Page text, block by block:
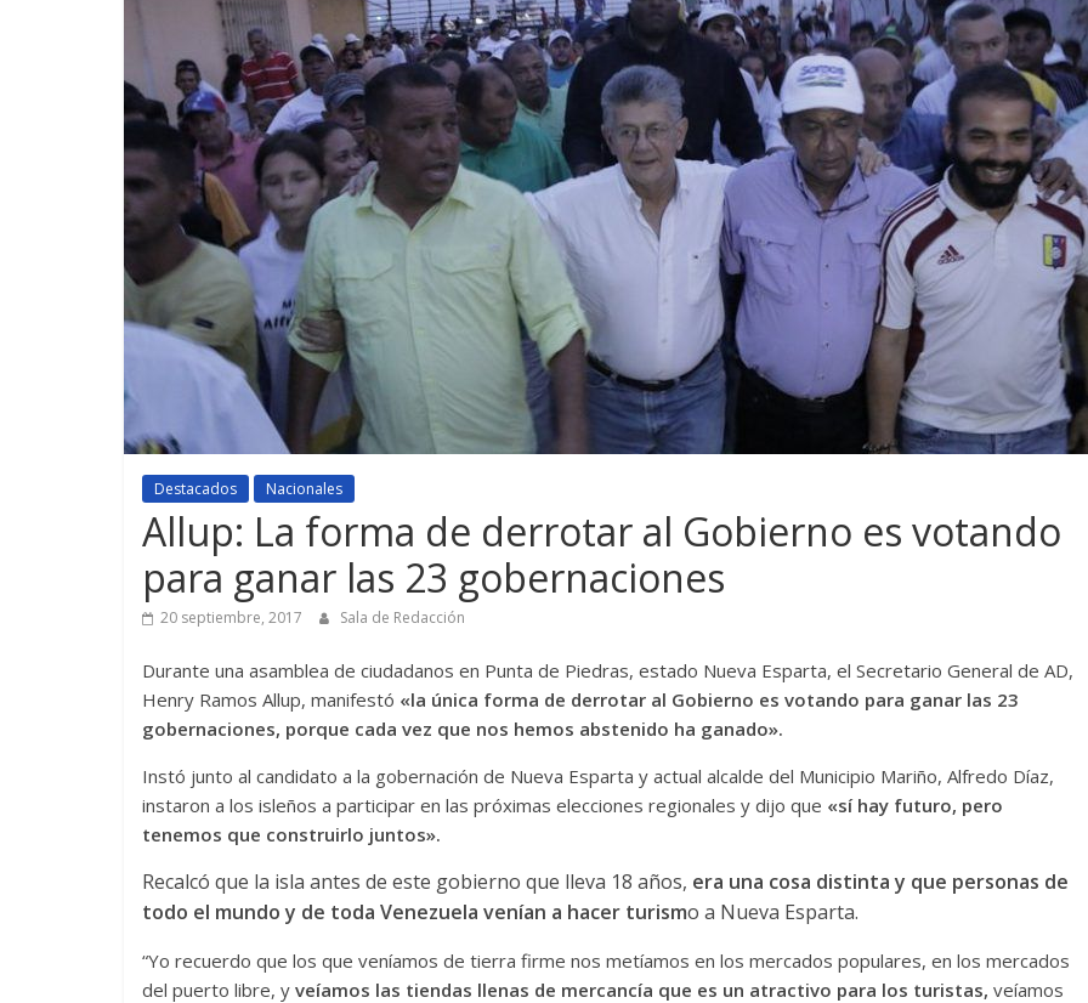
Destacados Nacionales
Allup: La forma de derrotar al Gobierno es votando
para ganar las 23 gobernaciones
20 septiembre, 2017 Sala de Redacción
Durante una asamblea de ciudadanos en Punta de Piedras, estado Nueva Esparta, el Secretario General de AD,
Henry Ramos Allup, manifestó «la única forma de derrotar al Gobierno es votando para ganar las 23
gobernaciones, porque cada vez que nos hemos abstenido ha ganado».
Instó junto al candidato a la gobernación de Nueva Esparta y actual alcalde del Municipio Mariño, Alfredo Díaz,
instaron a los isleños a participar en las próximas elecciones regionales y dijo que «sí hay futuro, pero
tenemos que construirlo juntos».
Recalcó que la isla antes de este gobierno que lleva 18 años, era una cosa distinta y que personas de
todo el mundo y de toda Venezuela venían a hacer turismo a Nueva Esparta.
“Yo recuerdo que los que veníamos de tierra firme nos metíamos en los mercados populares, en los mercados
del puerto libre, y veíamos las tiendas llenas de mercancía que es un atractivo para los turistas, veíamos